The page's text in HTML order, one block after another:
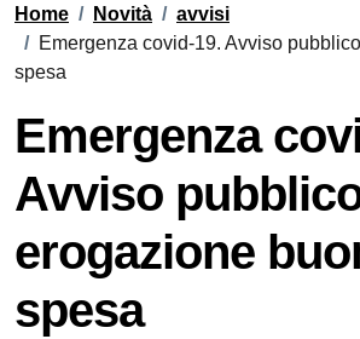
Contenuti in
Home / Novità / avvisi
/ Emergenza covid-19. Avviso
spesa
Emergenza
Avviso
erogazione
spesa